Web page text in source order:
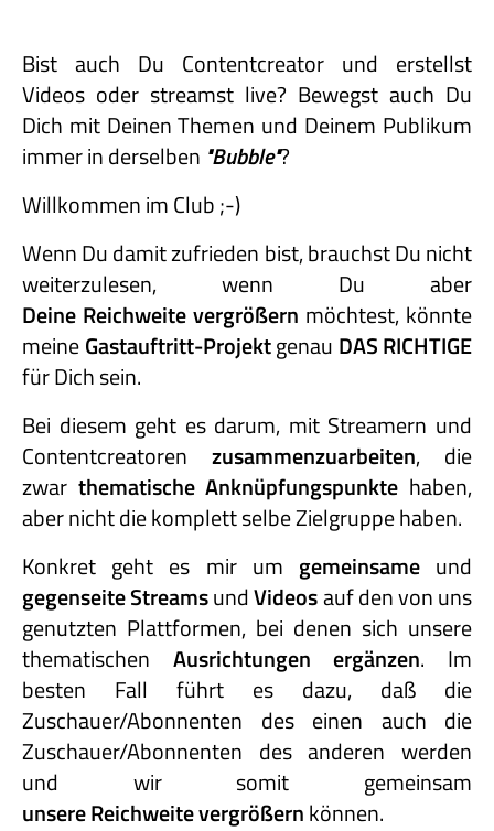
Bist auch Du Contentcreator und erstellst
Videos oder streamst live? Bewegst auch Du
Dich mit Deinen Themen und Deinem Publikum
immer in derselben "Bubble"?
Willkommen im Club ;-)
Wenn Du damit zufrieden bist, brauchst Du nicht
weiterzulesen, wenn Du aber
Deine Reichweite vergrößern möchtest, könnte
meineGastauftritt-Projektgenau DAS RICHTIGE
für Dich sein.
Bei diesem geht es darum, mit Streamern und
Contentcreatoren zusammenzuarbeiten, die
zwar thematische Anknüpfungspunkte haben,
aber nicht die komplett selbe Zielgruppe haben.
Konkret geht es mir um gemeinsameund
gegenseite StreamsundVideosauf den von uns
genutzten Plattformen, bei denen sich unsere
thematischen Ausrichtungen ergänzen. Im
besten Fall führt es dazu, daß die
Zuschauer/Abonnenten des einen auch die
Zuschauer/Abonnenten des anderen werden
und wir somit gemeinsam
unsere Reichweite vergrößernkönnen.